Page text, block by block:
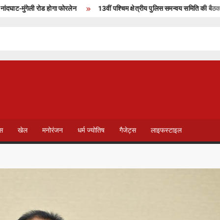
रोड होगा फोरलेन 13वीं पश्चिम क्षेत्रीय पुलिस समन्वय समिति की बैठक इंदौर में
खेल मनोरंजन धर्म ज्योतिष गैजेट्स लाइफस्टाइल